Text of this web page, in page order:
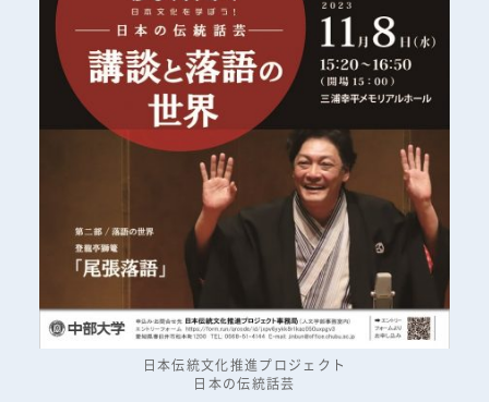
日本伝統文化推進プロジェクト
日本の伝統話芸